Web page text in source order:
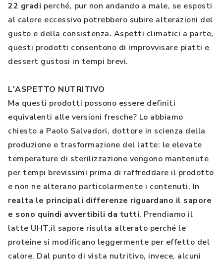
22 gradi perché, pur non andando a male, se esposti
al calore eccessivo potrebbero subire alterazioni del
gusto e della consistenza. Aspetti climatici a parte,
questi prodotti consentono di improvvisare piatti e
dessert gustosi in tempi brevi.
L'ASPETTO NUTRITIVO
Ma questi prodotti possono essere definiti
equivalenti alle versioni fresche? Lo abbiamo
chiesto a Paolo Salvadori, dottore in scienza della
produzione e trasformazione del latte: le elevate
temperature di sterilizzazione vengono mantenute
per tempi brevissimi prima di raffreddare il prodotto
e non ne alterano particolarmente i contenuti. In
realta le principali differenze riguardano il sapore
e sono quindi avvertibili da tutti. Prendiamo il
latte UHT,il sapore risulta alterato perché le
proteine si modificano leggermente per effetto del
calore. Dal punto di vista nutritivo, invece, alcuni